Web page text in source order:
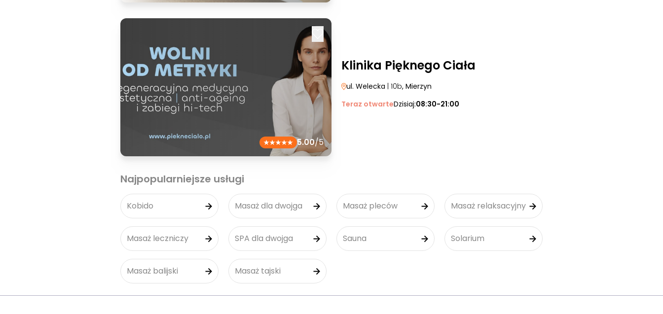
5.00/5
Klinika Pięknego Ciała
ul. Welecka | 10b, Mierzyn
Teraz otwarteDzisiaj:08:30-21:00
Najpopularniejsze usługi
Kobido Masaż dla dwojga Masaż pleców Masaż relaksacyjny
Masaż leczniczy SPA dla dwojga Sauna Solarium
Masaż balijski Masaż tajski